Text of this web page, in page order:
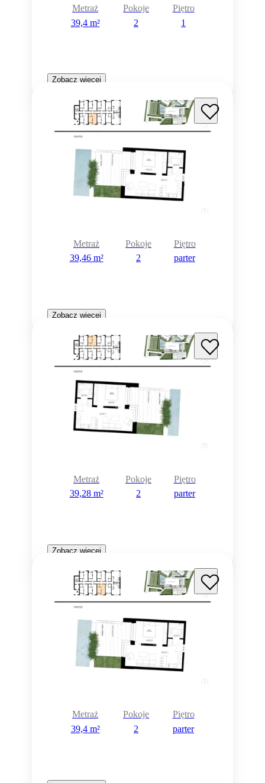
Metraż
39,4 m²
Pokoje
2
Piętro
1
Zobacz więcej
Metraż
39,46 m²
Pokoje
2
Piętro
parter
Zobacz więcej
Metraż
39,28 m²
Pokoje
2
Piętro
parter
Zobacz więcej
Metraż
39,4 m²
Pokoje
2
Piętro
parter